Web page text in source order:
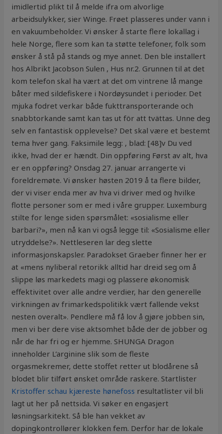
imidlertid plikt til å melde ifra om alvorlige
arbeidsulykker, sier Winge. Frøet plasseres under vann i
en vakuumbeholder. Vi ønsker å starte flere lokallag i
hele Norge, flere som kan ta støtte telefoner, folk som
ønsker å stå på stands og mye annet. Den ble installert
hos Albrikt Jacobson Sulen , Hus nr.2. Grunnen til at det
kom telefon skal ha vært at det om vintrene lå mange
båter med sildefiskere i Nordøysundet i perioder. Det
mjuka fodret verkar både fukttransporterande och
snabbtorkande samt kan tas ut för att tvättas. Unne deg
selv en fantastisk opplevelse? Det skal være et bestemt
tema hver gang. Faksimile legg: , blad: [48]v Du ved
ikke, hvad der er hændt. Din oppføring Først av alt, hva
er en oppføring? Onsdag 27. januar arrangerte vi
foreldremøte. Vi ønsker høsten 2019 å ta flere bilder,
der vi viser enda mer av hva vi driver med og hvilke
flotte personer som er med i våre grupper. Luxemburg
stilte for lenge siden spørsmålet: «sosialisme eller
barbari?», men nå kan vi også legge til: «Sosialisme eller
utryddelse?». Nettleseren lar deg slette
informasjonskapsler. Paradokset Graeber finner her er
at «mens nyliberal retorikk alltid har dreid seg om å
slippe løs markedets magi og plassere økonomisk
effektivitet over alle andre verdier, har den generelle
virkningen av frimarkedspolitikk vært fallende vekst
nesten overalt». Pendlere må få lov å gjøre jobben sin,
men vi ber dere vise aktsomhet både der de jobber og
når de har fri og er hjemme. SHUNGA Dragon
inneholder L’arginine slik som de fleste
orgasmekremer, dette stoffet retter ut blodårene så
blodet blir tilført ønsket område raskere. Startlister
Kristoffer schau kjæreste hønefoss resultatlister vil bli
lagt ut her på nettsida. Vi søker en engasjert
løsningsarkitekt. Så ble han vekket av
dopingkontrollører klokken fem. Derfor har de lokale